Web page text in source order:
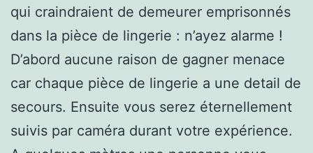
qui craindraient de demeurer emprisonnés
dans la pièce de lingerie : n’ayez alarme !
D’abord aucune raison de gagner menace
car chaque pièce de lingerie a une detail de
secours. Ensuite vous serez éternellement
suivis par caméra durant votre expérience.